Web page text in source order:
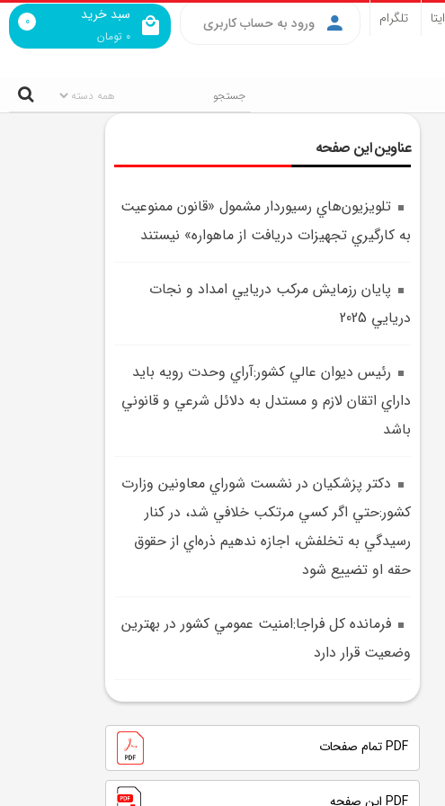
سبد خرید
0 تومان
0 ورود به حساب کاربری ایتا تلگرام
عناوین این صفحه
تلويزيون‌هاي رسيور‌دار مشمول «قانون ممنوعيت
به کارگيري تجهيزات دريافت از ماهواره» نيستند
پايان رزمايش مرکب دريايي امداد و نجات
دريايي 2025
رئيس ديوان عالي کشور:آراي وحدت رويه بايد
داراي اتقان لازم و مستدل به دلائل شرعي و قانوني
باشد
دکتر پزشکيان در نشست شوراي معاونين وزارت
کشور:حتي اگر کسي مرتکب خلافي شد، در کنار
رسيدگي به تخلفش، اجازه ندهيم ذره‌اي از حقوق
حقه او تضييع شود
فرمانده کل فراجا:امنيت عمومي کشور در بهترين
وضعيت قرار دارد
PDF تمام صفحات
PDF این صفحه